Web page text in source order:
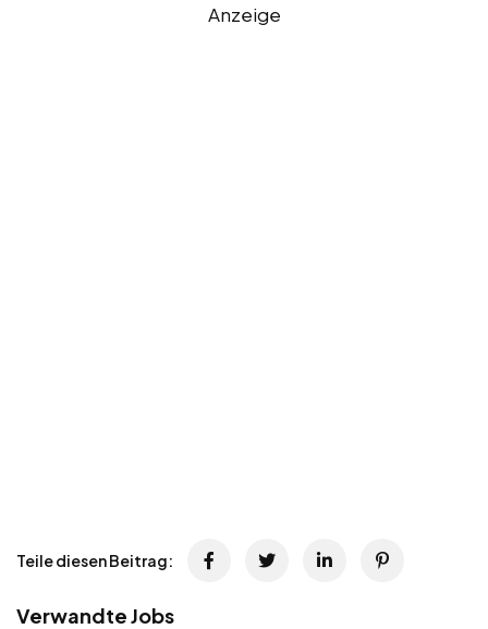
Anzeige
Teile diesen Beitrag:
Verwandte Jobs